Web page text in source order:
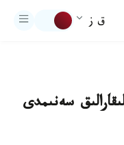
ق ز
سەنىمدى